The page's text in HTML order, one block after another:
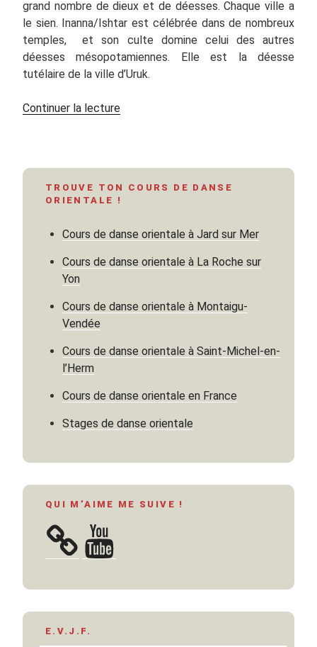
grand nombre de dieux et de déesses. Chaque ville a
le sien. Inanna/Ishtar est célébrée dans de nombreux
temples, et son culte domine celui des autres
déesses mésopotamiennes. Elle est la déesse
tutélaire de la ville d’Uruk.
Continuer la lecturede
danse
voiles »
TROUVE TON COURS DE DANSE
ORIENTALE !
Cours de danse orientale à Jard sur Mer
Cours de danse orientale à La Roche sur
Yon
Cours de danse orientale à Montaigu-
Vendée
Cours de danse orientale à Saint-Michel-en-
l’Herm
Cours de danse orientale en France
Stages de danse orientale
QUI M’AIME ME SUIVE !
YouTube
E.V.J.F.